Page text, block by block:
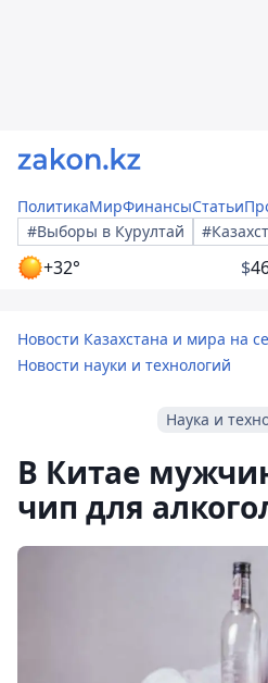
ПолитикаМирФинансыСтатьи
#Выборы в Курултай
+32° $
Новости Казахстана и мира на
Новости науки и технологий
Наука и
В Китае
чип для